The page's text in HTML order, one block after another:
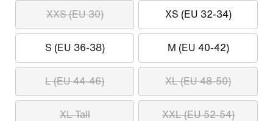
XXS (EU 30) XS (EU 32-34)
S (EU 36-38) M (EU 40-42)
L (EU 44-46) XL (EU 48-50)
XL Tall XXL (EU 52-54)